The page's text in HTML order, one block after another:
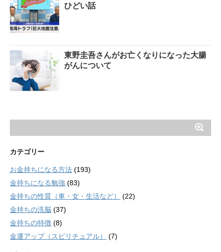
ひどい話
東野圭吾さんがお亡くなりになった大腸
がんについて
カテゴリー
お金持ちになる方法 (193)
金持ちになる勉強 (83)
金持ちの性質（車・女・生活など）
(22)
金持ちの洗脳 (37)
金持ちの特徴 (8)
金運アップ（スピリチュアル）
(7)